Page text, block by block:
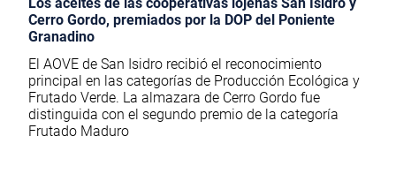
Cerro Gordo, premiados por la DOP del Poniente
Granadino
El AOVE de San Isidro recibió el reconocimiento
principal en las categorías de Producción Ecológica y
Frutado Verde. La almazara de Cerro Gordo fue
distinguida con el segundo premio de la categoría
Frutado Maduro